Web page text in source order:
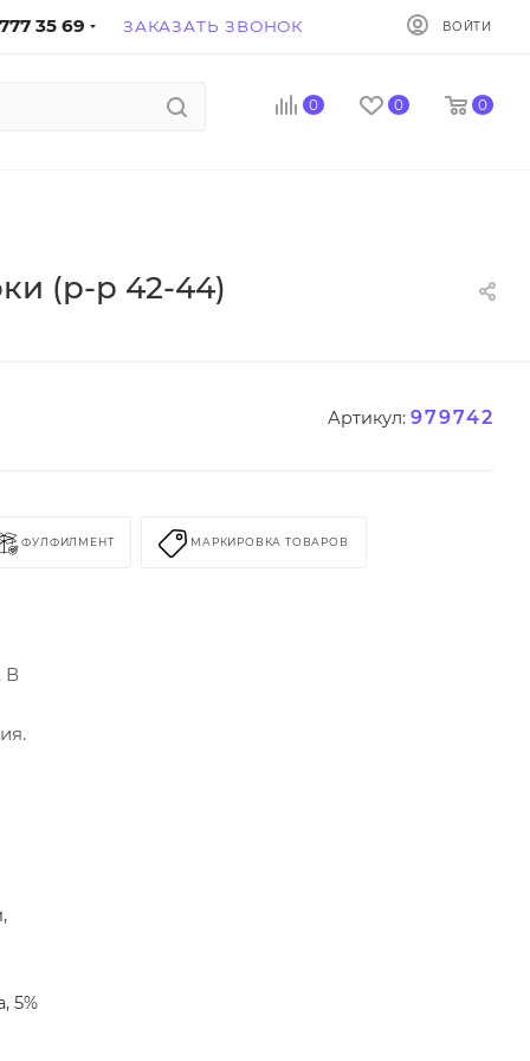
35 69 ЗАКАЗАТЬ ЗВОНОК ВОЙТИ
0 0 0
(р-р 42-44)
Артикул: 979742
ФУЛФИЛМЕНТ МАРКИРОВКА ТОВАРОВ
В
5%